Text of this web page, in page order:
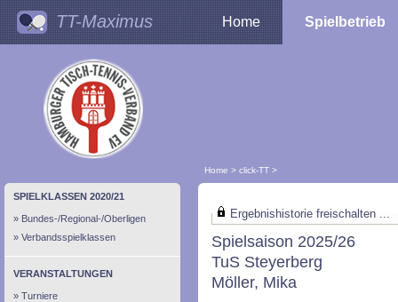
TT-Maximus Home Spielbetrieb
Home > click-TT >
SPIELKLASSEN 2020/21
Bundes-/Regional-/Oberligen
Verbandsspielklassen
VERANSTALTUNGEN
Turniere
Ergebnishistorie freischalten ...
Spielsaison 2025/26
TuS Steyerberg
Möller, Mika